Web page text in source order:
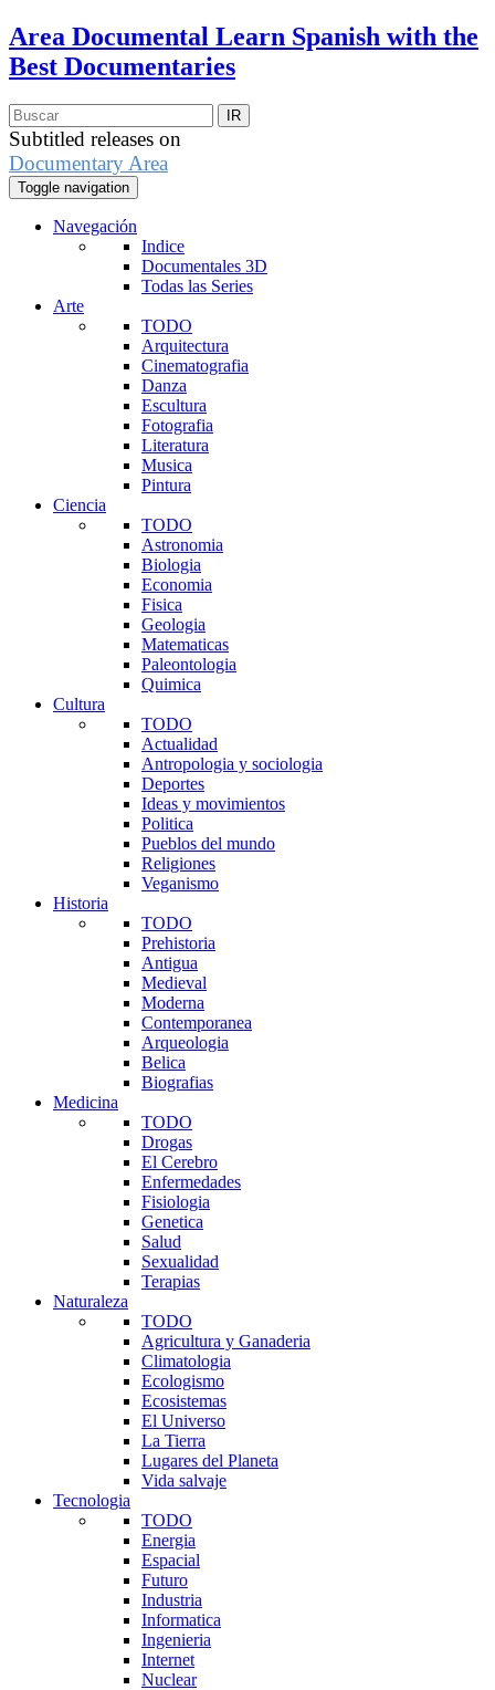
Area Documental Learn Spanish with the
Best Documentaries
Subtitled releases on
Documentary Area
Toggle navigation
Navegación
Indice
Documentales 3D
Todas las Series
Arte
TODO
Arquitectura
Cinematografia
Danza
Escultura
Fotografia
Literatura
Musica
Pintura
Ciencia
TODO
Astronomia
Biologia
Economia
Fisica
Geologia
Matematicas
Paleontologia
Quimica
Cultura
TODO
Actualidad
Antropologia y sociologia
Deportes
Ideas y movimientos
Politica
Pueblos del mundo
Religiones
Veganismo
Historia
TODO
Prehistoria
Antigua
Medieval
Moderna
Contemporanea
Arqueologia
Belica
Biografias
Medicina
TODO
Drogas
El Cerebro
Enfermedades
Fisiologia
Genetica
Salud
Sexualidad
Terapias
Naturaleza
TODO
Agricultura y Ganaderia
Climatologia
Ecologismo
Ecosistemas
El Universo
La Tierra
Lugares del Planeta
Vida salvaje
Tecnologia
TODO
Energia
Espacial
Futuro
Industria
Informatica
Ingenieria
Internet
Nuclear